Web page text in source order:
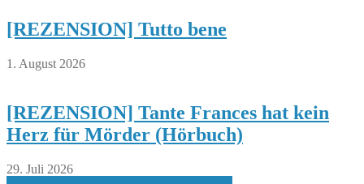
[REZENSION] Tutto bene
1. August 2026
[REZENSION] Tante Frances hat kein
Herz für Mörder (Hörbuch)
29. Juli 2026